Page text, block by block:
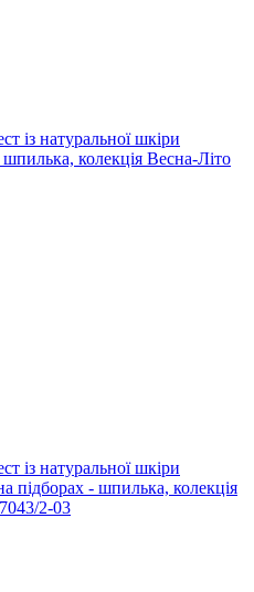
із натуральної шкіри
колекція Весна-Літо
із натуральної шкіри
підборах - шпилька, колекція
2-03